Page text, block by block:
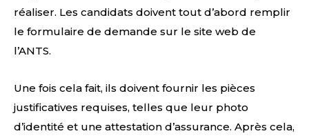
réaliser. Les candidats doivent tout d’abord remplir
le formulaire de demande sur le site web de
l’ANTS.
Une fois cela fait, ils doivent fournir les pièces
justificatives requises, telles que leur photo
d’identité et une attestation d’assurance. Après cela,